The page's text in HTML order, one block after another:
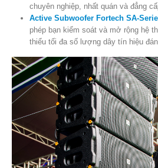
chuyên nghiệp, nhất quán và đẳng
Active Subwoofer Fortech SA-
phép bạn kiểm soát và mở rộng hệ
thiểu tối đa số lượng dây tín hiệu